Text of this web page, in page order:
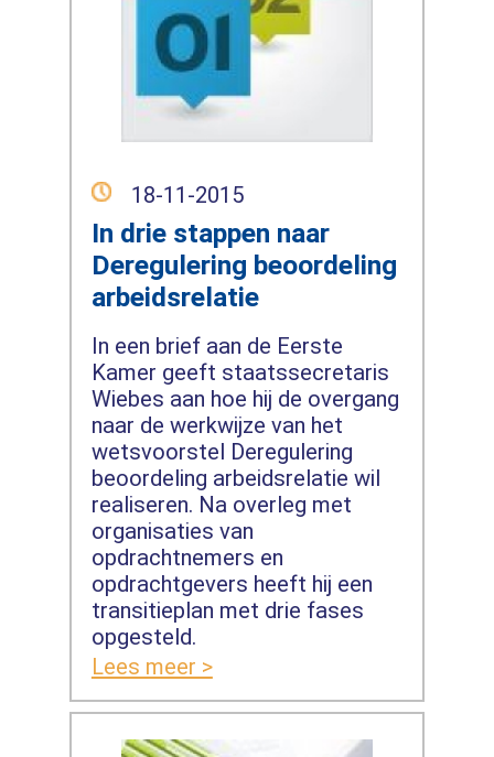
18-11-2015
In drie stappen naar
Deregulering beoordeling
arbeidsrelatie
In een brief aan de Eerste
Kamer geeft staatssecretaris
Wiebes aan hoe hij de overgang
naar de werkwijze van het
wetsvoorstel Deregulering
beoordeling arbeidsrelatie wil
realiseren. Na overleg met
organisaties van
opdrachtnemers en
opdrachtgevers heeft hij een
transitieplan met drie fases
opgesteld.
Lees meer >